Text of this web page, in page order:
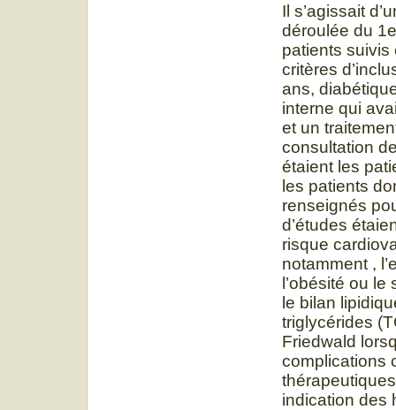
Il s’agissait
déroulée du
patients
critères
ans,
interne qui
et un
consultation
étaient les
les patients
renseignés
d’études
risque
notamment ,
l’obésité ou
le bilan
triglycérides
Friedwald
complications
indication des